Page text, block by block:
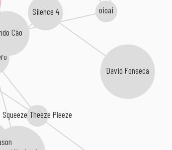
Squeeze Theeze Pleeze
Silence 4
David Fonseca
oioai
Cão